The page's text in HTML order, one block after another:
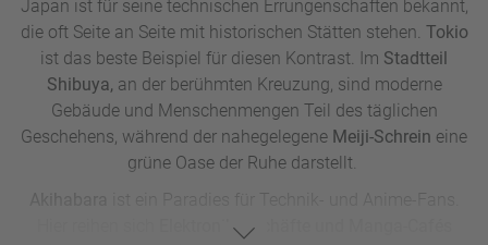
Japan ist für seine technischen Errungenschaften bekannt,
die oft Seite an Seite mit historischen Stätten stehen. Tokio
ist das beste Beispiel für diesen Kontrast. Im Stadtteil
Shibuya, an der berühmten Kreuzung, sind moderne
Gebäude und Menschenmengen Teil des täglichen
Geschehens, während der nahegelegene Meiji-Schrein eine
grüne Oase der Ruhe darstellt.
Elektronikgeschäfte und Manga-Cafés